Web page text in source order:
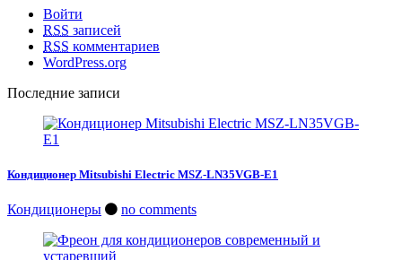
Войти
RSS записей
RSS комментариев
WordPress.org
Последние записи
Кондиционер Mitsubishi Electric MSZ-LN35VGB-E1
Кондиционеры no comments